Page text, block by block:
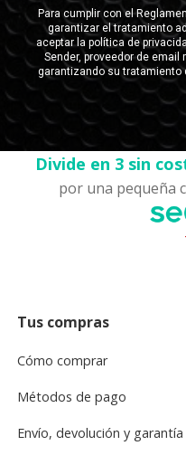
Divide en 3 sin
por una pequeña
Tus compras
Cómo comprar
Métodos de pago
Envío, devolución y garantía